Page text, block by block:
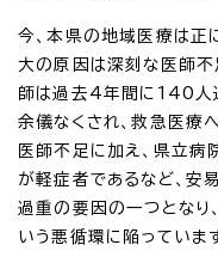
今、本県の地域医療は正
大の原因は深刻な医師不
師は過去4年間に140人
余儀なくされ、救急医療
医師不足に加え、県立
が軽症者であるなど、安
過重の要因の一つとなり
いう悪循環に陥っています